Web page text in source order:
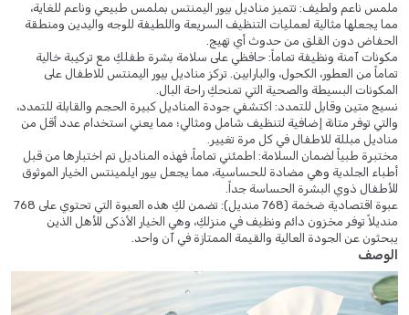
ملمس ناعم ولطيف: تتميز مناديل بيور اليمنتس بملمس طبيعي وناعم للغاية،
مما يجعلها مثالية لعمليات التنظيف السريعة واللطيفة للوجه واليدين ومنطقة
الحفاض دون القلق من حدوث أي تهيج.
مكونات آمنة ونظيفة تماماً: حافظي على سلامة بشرة طفلكِ مع تركيبة خالية
تماماً من العطور، الكحول، والبارابين. تركز مناديل بيور اليمنتس للاطفال على
المكونات البسيطة والصحية التي تمنحكِ راحة البال.
نسيج متين وقابل للتمدد: اكتشفي جودة المناديل كبيرة الحجم والقابلة للتمدد،
والتي توفر متانة إضافية لتنظيف شامل ومثالي؛ مما يعني استخدام عدد أقل من
مناديل مبللة للاطفال في كل مرة تغيير.
مختبرة طبياً لضمان السلامة: اطمئني تماماً، فهذه المناديل تم اختبارها من قبل
أطباء الجلدية وهي مضادة للحساسية، مما يجعل بيور ايلمينتس الخيار الموثوق
للأطفال ذوي البشرة الحساسة جداً.
عبوة اقتصادية ضخمة (768 منديل): تضمن لكِ هذه العبوة التي تحتوي على 768
منديلاً توفر مخزون دائم ونظيف في منزلكِ، وهي الخيار الأذكى للأهل الذين
يبحثون عن الجودة العالية والقيمة الممتازة في آن واحد.
الوصف